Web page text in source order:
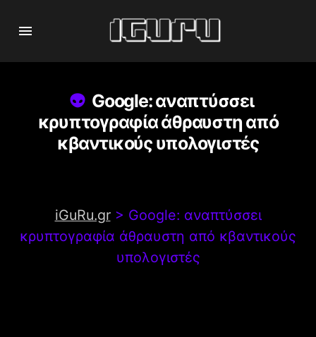
Google: αναπτύσσει
κρυπτογραφία άθραυστη από
κβαντικούς υπολογιστές
iGuRu.gr> Google: αναπτύσσει
κρυπτογραφία άθραυστη από κβαντικούς
υπολογιστές